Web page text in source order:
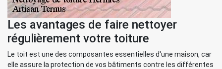
Les avantages de faire nettoyer
régulièrement votre toiture
Le toit est une des composantes essentielles d'une maison, car
elle assure la protection de vos bâtiments contre les différentes